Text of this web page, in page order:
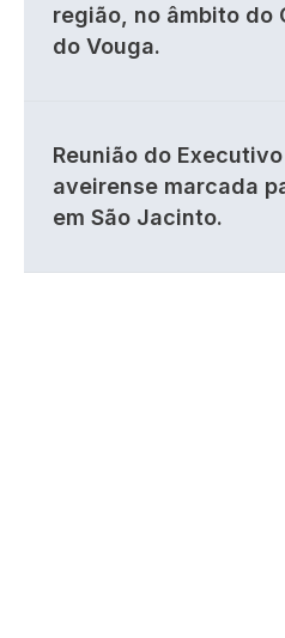
região, no âmbito do
do Vouga.
Reunião do
aveirense marcada
em São Jacinto.